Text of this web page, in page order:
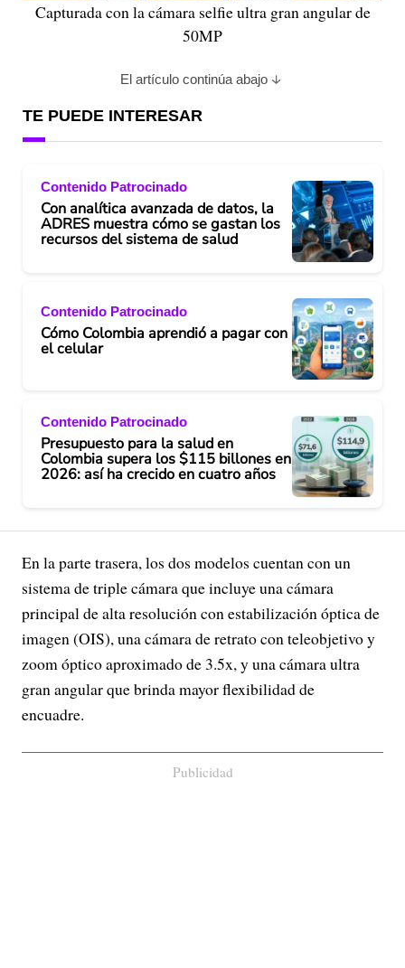
Capturada con la cámara selfie ultra gran angular de
50MP
El artículo continúa abajo
TE PUEDE INTERESAR
Contenido Patrocinado
Con analítica avanzada de datos, la
ADRES muestra cómo se gastan los
recursos del sistema de salud
Contenido Patrocinado
Cómo Colombia aprendió a pagar con
el celular
Contenido Patrocinado
Presupuesto para la salud en
Colombia supera los $115 billones en
2026: así ha crecido en cuatro años
En la parte trasera, los dos modelos cuentan con un
sistema de triple cámara que incluye una cámara
principal de alta resolución con estabilización óptica de
imagen (OIS), una cámara de retrato con teleobjetivo y
zoom óptico aproximado de 3.5x, y una cámara ultra
gran angular que brinda mayor flexibilidad de
encuadre.
Publicidad